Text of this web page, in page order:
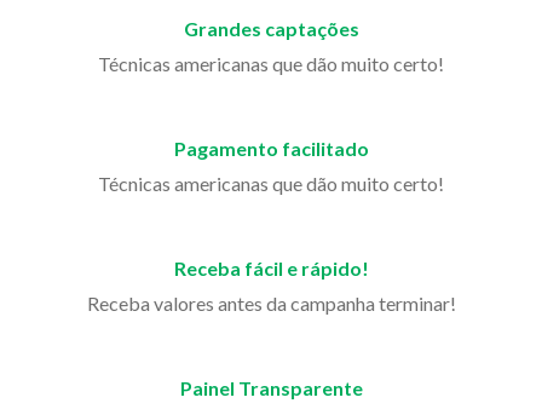
Grandes captações
Técnicas americanas que dão muito certo!
Pagamento facilitado
Técnicas americanas que dão muito certo!
Receba fácil e rápido!
Receba valores antes da campanha terminar!
Painel Transparente